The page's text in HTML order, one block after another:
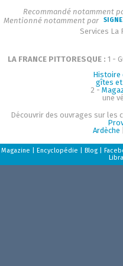
Recommandé notamment
Mentionné notamment par
Services La
LA FRANCE PITTORESQUE : 1 -
Histoire
gîtes et
2 -
une
Découvrir des ouvrages sur les
Ardèche
Magazine Encyclopédie Blog|